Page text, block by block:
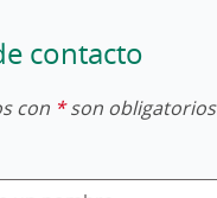
contacto
con *son obligatorios